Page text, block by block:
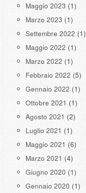
Maggio 2023 (1)
Marzo 2023 (1)
Settembre 2022 (1)
Maggio 2022 (1)
Marzo 2022 (1)
Febbraio 2022 (5)
Gennaio 2022 (1)
Ottobre 2021 (1)
Agosto 2021 (2)
Luglio 2021 (1)
Maggio 2021 (6)
Marzo 2021 (4)
Giugno 2020 (1)
Gennaio 2020 (1)